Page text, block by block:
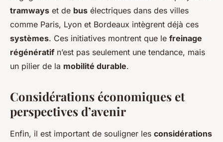
tramways et de bus électriques dans des villes
comme Paris, Lyon et Bordeaux intègrent déjà ces
systèmes. Ces initiatives montrent que le freinage
régénératif n’est pas seulement une tendance, mais
un pilier de la mobilité durable.
Considérations économiques et
perspectives d’avenir
Enfin, il est important de souligner les considérations